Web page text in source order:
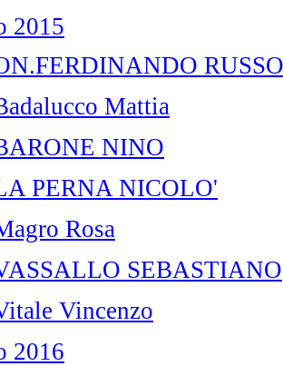
2015
RUSSO
Mattia
NINO
PERNA NICOLO'
Rosa
SEBASTIANO
Vincenzo
2016